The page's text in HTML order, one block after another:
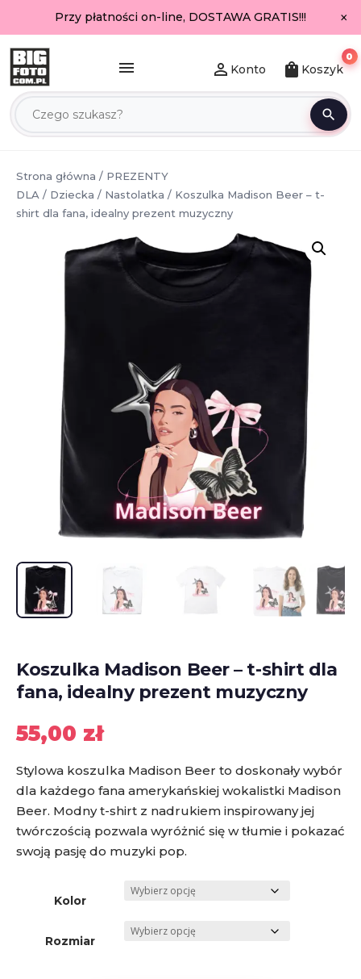
Przy płatności on-line, DOSTAWA GRATIS!!! ×
menu
search
person_outline Konto shopping_bag Koszyk
0
Strona główna / PREZENTY
DLA / Dziecka / Nastolatka / Koszulka Madison Beer – t-
shirt dla fana, idealny prezent muzyczny
Koszulka Madison Beer – t-shirt dla
fana, idealny prezent muzyczny
55,00 zł
Stylowa koszulka Madison Beer to doskonały wybór
dla każdego fana amerykańskiej wokalistki Madison
Beer. Modny t-shirt z nadrukiem inspirowany jej
twórczością pozwala wyróżnić się w tłumie i pokazać
swoją pasję do muzyki pop.
Kolor
Rozmiar